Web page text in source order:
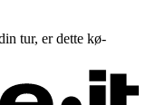
tur, er dette kø-